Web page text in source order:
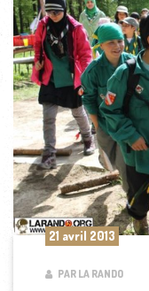
21 avril 2013
PAR LA RANDO